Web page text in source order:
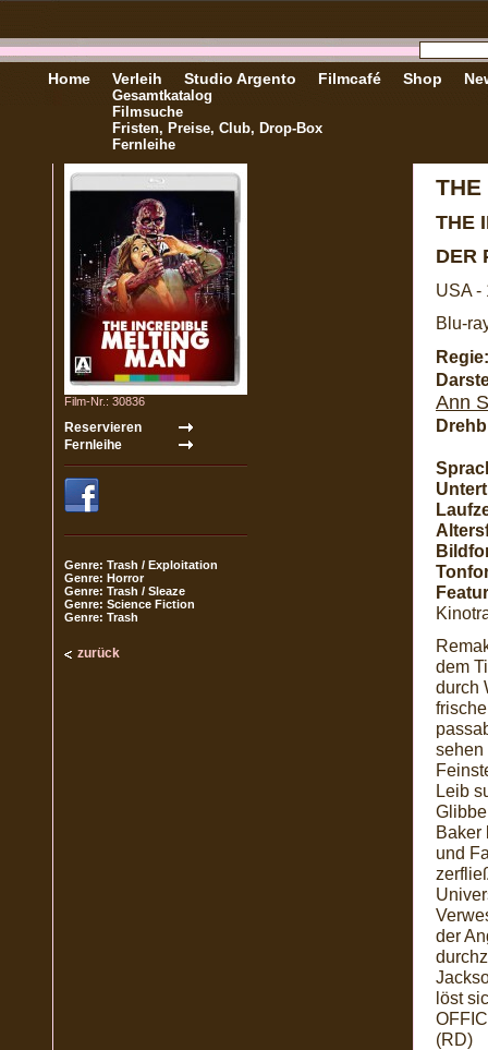
Home Verleih
Gesamtkatalog
Filmsuche
Fristen, Preise, Club, Drop-Box
Fernleihe
Studio Argento Filmcafé Shop
Film-Nr.: 30836
Genre: Trash / Exploitation
Genre: Horror
Genre: Trash / Sleaze
Genre: Science Fiction
Genre: Trash
zurück
THE
THE
DER
USA -
Blu-
Regie:
Ann
dem
durch
sehen
Leib
Baker
und
der
löst
(RD)